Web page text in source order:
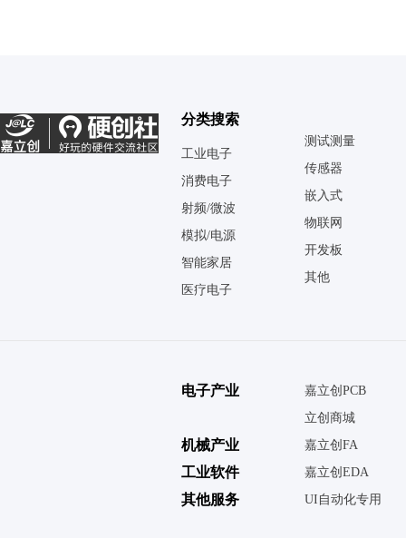
分类搜索
工业电子
消费电子
射频/微波
模拟/电源
智能家居
医疗电子
测试测量
传感器
嵌入式
物联网
开发板
其他
电子产业
嘉立创PCB
立创商城
机械产业 嘉立创FA
工业软件 嘉立创EDA
其他服务 UI自动化专用